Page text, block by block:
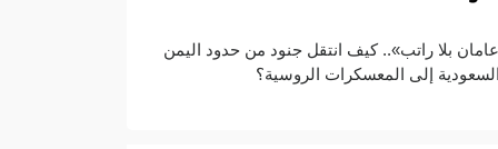
بلا راتب».. كيف انتقل جنود من حدود اليمن
إلى المعسكرات الروسية؟